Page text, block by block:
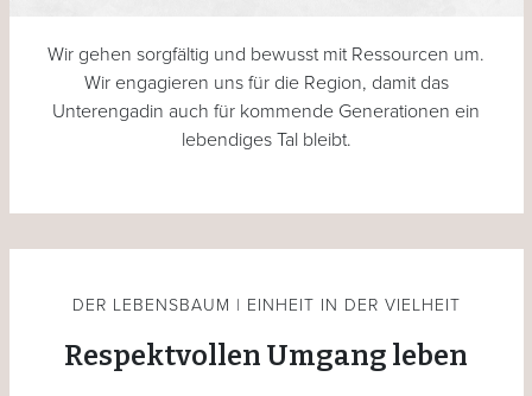
Wir gehen sorgfältig und bewusst mit Ressourcen um.
Wir engagieren uns für die Region, damit das
Unterengadin auch für kommende Generationen ein
lebendiges Tal bleibt.
DER LEBENSBAUM | EINHEIT IN DER VIELHEIT
Respektvollen Umgang leben